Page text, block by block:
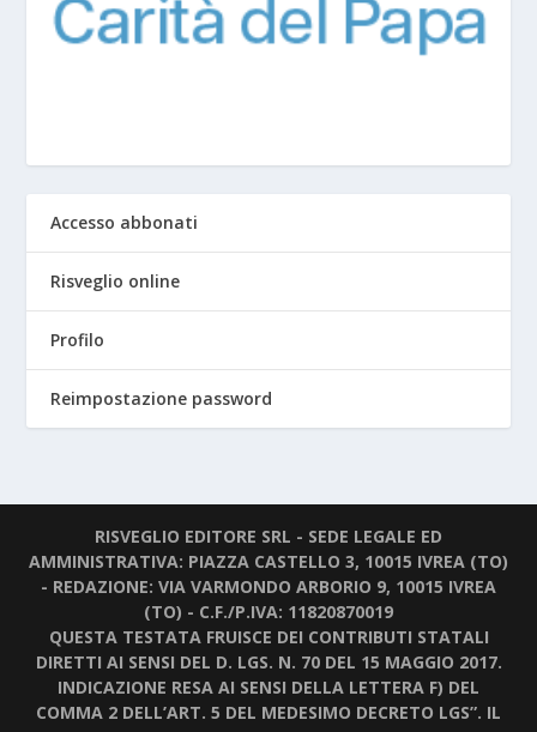
Accesso abbonati
Risveglio online
Profilo
Reimpostazione password
RISVEGLIO EDITORE SRL - SEDE LEGALE ED
AMMINISTRATIVA: PIAZZA CASTELLO 3, 10015 IVREA (TO)
- REDAZIONE: VIA VARMONDO ARBORIO 9, 10015 IVREA
(TO) - C.F./P.IVA: 11820870019
QUESTA TESTATA FRUISCE DEI CONTRIBUTI STATALI
DIRETTI AI SENSI DEL D. LGS. N. 70 DEL 15 MAGGIO 2017.
INDICAZIONE RESA AI SENSI DELLA LETTERA F) DEL
COMMA 2 DELL’ART. 5 DEL MEDESIMO DECRETO LGS”. IL